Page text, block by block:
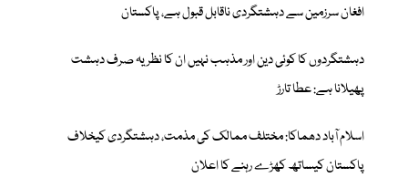
افغان سرزمین سے دہشتگردی ناقابل قبول ہے، پاکستان
دہشتگردوں کا کوئی دین اور مذہب نہیں ان کا نظریہ صرف دہشت
پھیلانا ہے: عطا تارڑ
اسلام آباد دھماکا: مختلف ممالک کی مذمت، دہشتگردی کیخلاف
پاکستان کیساتھ کھڑے رہنے کا اعلان